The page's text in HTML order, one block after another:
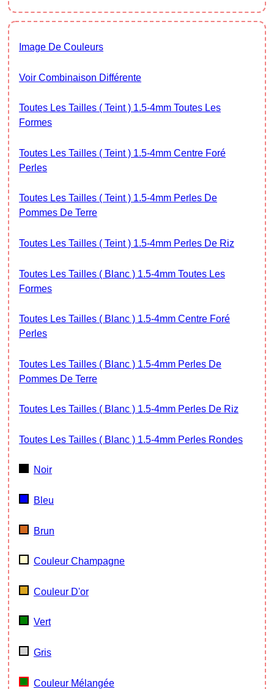
Image De Couleurs
Voir Combinaison Différente
Toutes Les Tailles ( Teint ) 1.5-4mm Toutes Les
Formes
Toutes Les Tailles ( Teint ) 1.5-4mm Centre Foré
Perles
Toutes Les Tailles ( Teint ) 1.5-4mm Perles De
Pommes De Terre
Toutes Les Tailles ( Teint ) 1.5-4mm Perles De Riz
Toutes Les Tailles ( Blanc ) 1.5-4mm Toutes Les
Formes
Toutes Les Tailles ( Blanc ) 1.5-4mm Centre Foré
Perles
Toutes Les Tailles ( Blanc ) 1.5-4mm Perles De
Pommes De Terre
Toutes Les Tailles ( Blanc ) 1.5-4mm Perles De Riz
Toutes Les Tailles ( Blanc ) 1.5-4mm Perles Rondes
Noir
Bleu
Brun
Couleur Champagne
Couleur D'or
Vert
Gris
Couleur Mélangée